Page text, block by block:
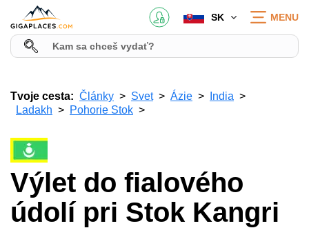
SK MENU
Tvoje cesta: Články Svet Ázie
India
Ladakh
Pohorie Stok
Výlet do fialového
údolí pri Stok Kangri